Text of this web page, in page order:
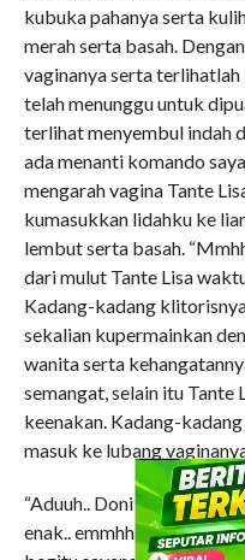
kubuka pahanya serta
merah serta basah.
vaginanya serta terlihatlah
telah menunggu untuk
terlihat menyembul indah
ada menanti komando
mengarah vagina Tante
kumasukkan lidahku ke
lembut serta basah.
dari mulut Tante Lisa
Kadang-kadang
sekalian kupermainkan
wanita serta
semangat, selain itu Tante
keenakan. Kadang-
masuk ke lubang
“Aduuh.. Donii… enak
enak.. emmhh .. terus